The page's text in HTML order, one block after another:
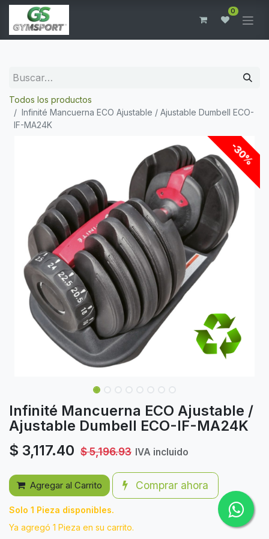
0
Todos los productos
Infinité Mancuerna ECO Ajustable / Ajustable Dumbell ECO-
IF-MA24K
-30%
Infinité Mancuerna ECO Ajustable /
Ajustable Dumbell ECO-IF-MA24K
$ 3,117.40 $5,196.93 IVA incluido
Agregar al Carrito Comprar ahora
Solo 1 Pieza disponibles.
Ya agregó 1 Pieza en su carrito.